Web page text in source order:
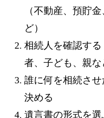
（不動産、預貯
ど）
相続人を確認する
者、子ども、親な
誰に何を相続させ
決める
遺言書の形式を選